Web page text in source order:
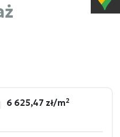
6 625,47 zł/m2